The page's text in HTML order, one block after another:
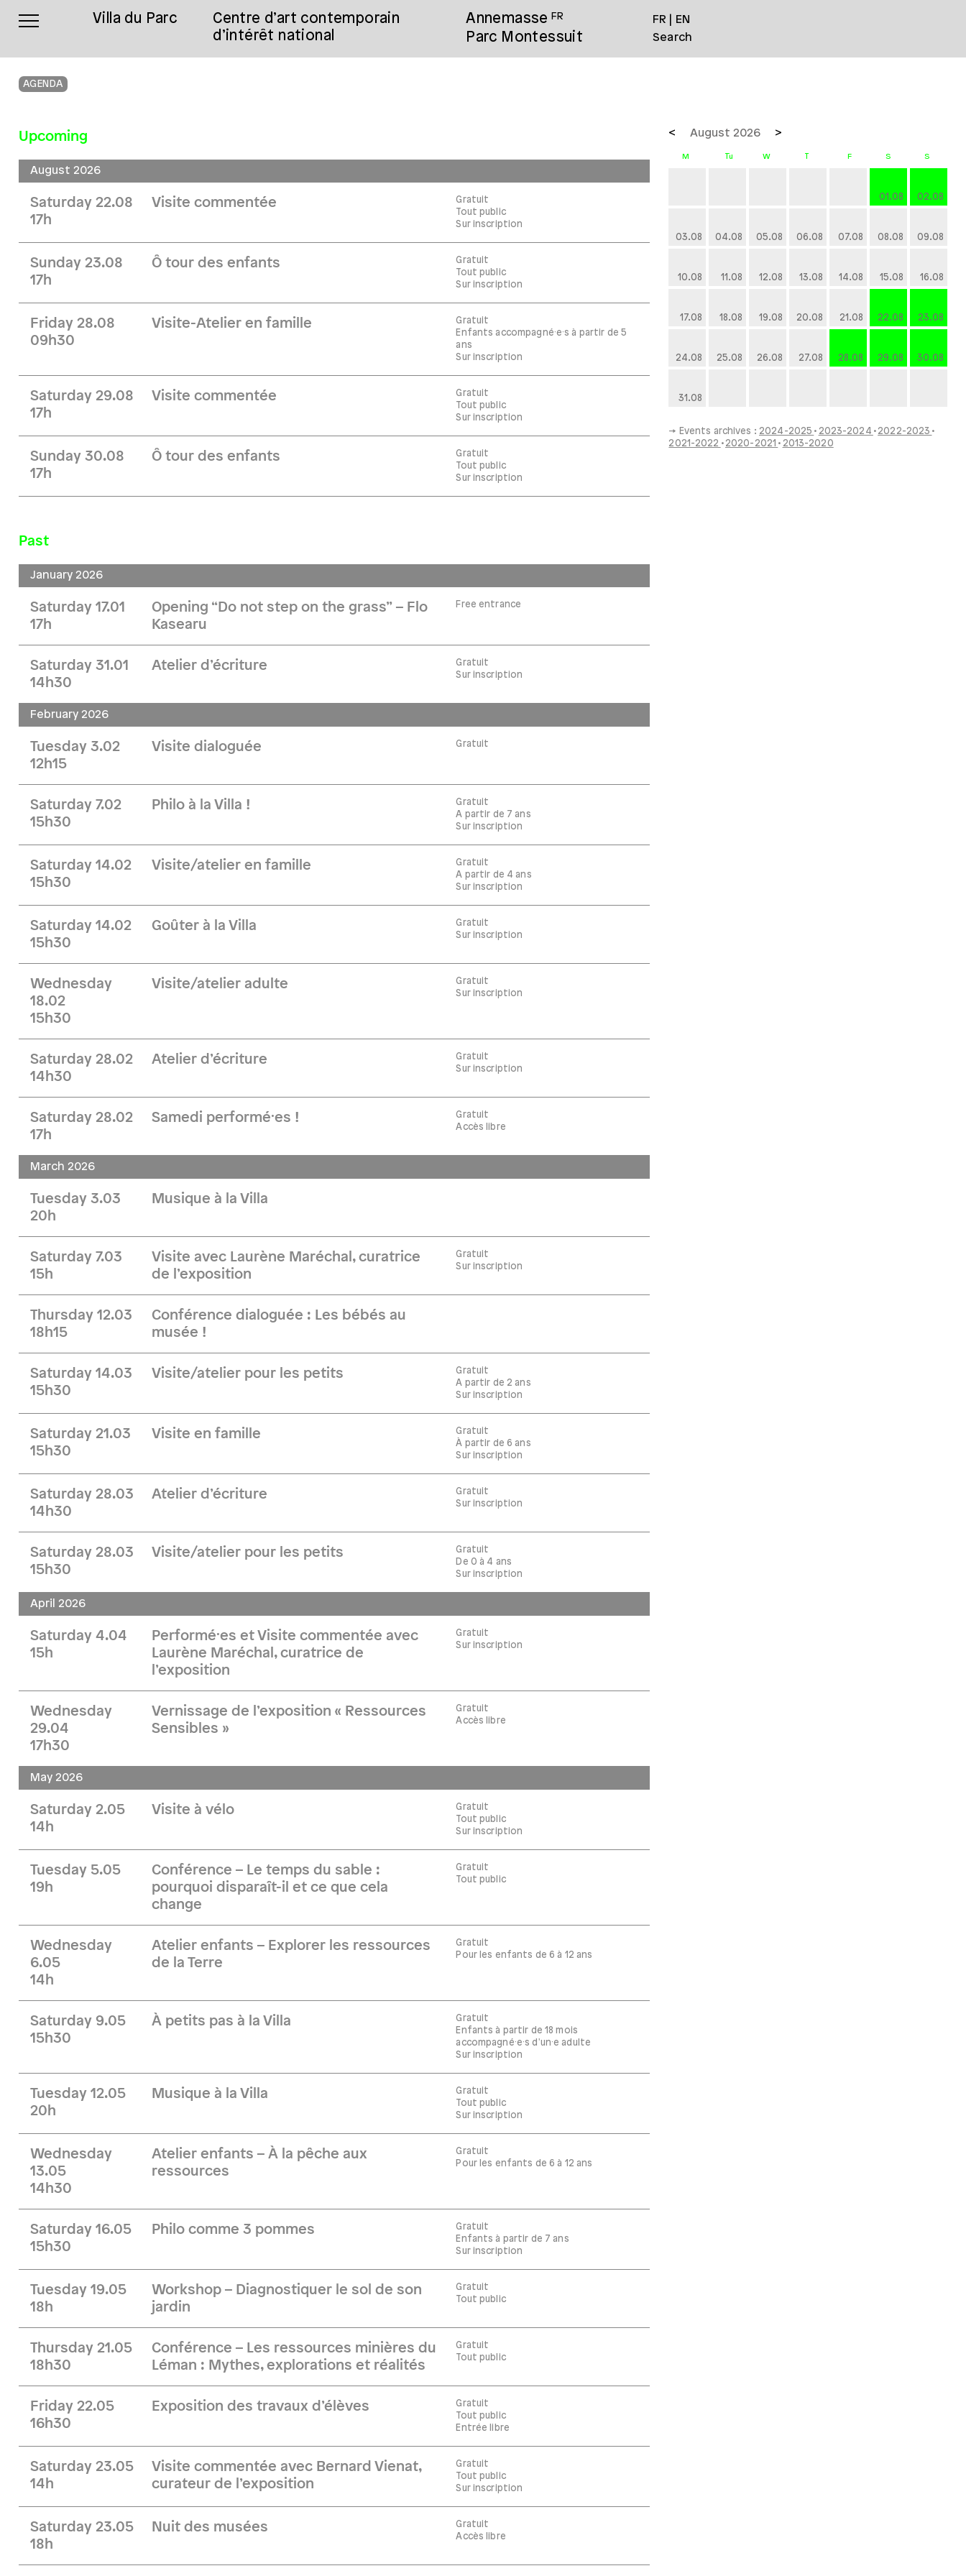
Villa du Parc
Centre d’art contemporain
d’intérêt national
Annemasse FR
Parc Montessuit
FR
EN
Search
AGENDA
Upcoming
August 2026
Saturday 22.08
17h
Visite commentée
Gratuit
Tout public
Sur inscription
Sunday 23.08
17h
Ô tour des enfants
Gratuit
Tout public
Sur inscription
Friday 28.08
09h30
Visite-Atelier en famille
Gratuit
Enfants accompagné·e·s à partir de 5
ans
Sur inscription
Saturday 29.08
17h
Visite commentée
Gratuit
Tout public
Sur inscription
Sunday 30.08
17h
Ô tour des enfants
Gratuit
Tout public
Sur inscription
Past
January 2026
Saturday 17.01
17h
Opening “Do not step on the grass” – Flo
Kasearu
Free entrance
Saturday 31.01
14h30
Atelier d’écriture
Gratuit
Sur inscription
February 2026
Tuesday 3.02
12h15
Visite dialoguée Gratuit
Saturday 7.02
15h30
Philo à la Villa !
Gratuit
A partir de 7 ans
Sur inscription
Saturday 14.02
15h30
Visite/atelier en famille
Gratuit
A partir de 4 ans
Sur inscription
Saturday 14.02
15h30
Goûter à la Villa
Gratuit
Sur inscription
Wednesday
18.02
15h30
Visite/atelier adulte
Gratuit
Sur inscription
Saturday 28.02
14h30
Atelier d’écriture
Gratuit
Sur inscription
Saturday 28.02
17h
Samedi performé·es !
Gratuit
Accès libre
March 2026
Tuesday 3.03
20h
Musique à la Villa
Saturday 7.03
15h
Visite avec Laurène Maréchal, curatrice
de l’exposition
Gratuit
Sur inscription
Thursday 12.03
18h15
Conférence dialoguée : Les bébés au
musée !
Saturday 14.03
15h30
Visite/atelier pour les petits
Gratuit
A partir de 2 ans
Sur inscription
Saturday 21.03
15h30
Visite en famille
Gratuit
À partir de 6 ans
Sur inscription
Saturday 28.03
14h30
Atelier d’écriture
Gratuit
Sur inscription
Saturday 28.03
15h30
Visite/atelier pour les petits
Gratuit
De 0 à 4 ans
Sur inscription
April 2026
Saturday 4.04
15h
Performé·es et Visite commentée avec
Laurène Maréchal, curatrice de
l’exposition
Gratuit
Sur inscription
Wednesday
29.04
17h30
Vernissage de l’exposition « Ressources
Sensibles »
Gratuit
Accès libre
May 2026
Saturday 2.05
14h
Visite à vélo
Gratuit
Tout public
Sur inscription
Tuesday 5.05
19h
Conférence – Le temps du sable :
pourquoi disparaît-il et ce que cela
change
Gratuit
Tout public
Wednesday
6.05
14h
Atelier enfants – Explorer les ressources
de la Terre
Gratuit
Pour les enfants de 6 à 12 ans
Saturday 9.05
15h30
À petits pas à la Villa
Gratuit
Enfants à partir de 18 mois
accompagné·e·s d'un·e adulte
Sur inscription
Tuesday 12.05
20h
Musique à la Villa
Gratuit
Tout public
Sur inscription
Wednesday
13.05
14h30
Atelier enfants – À la pêche aux
ressources
Gratuit
Pour les enfants de 6 à 12 ans
Saturday 16.05
15h30
Philo comme 3 pommes
Gratuit
Enfants à partir de 7 ans
Sur inscription
Tuesday 19.05
18h
Workshop – Diagnostiquer le sol de son
jardin
Gratuit
Tout public
Thursday 21.05
18h30
Conférence – Les ressources minières du
Léman : Mythes, explorations et réalités
Gratuit
Tout public
Friday 22.05
16h30
Exposition des travaux d’élèves
Gratuit
Tout public
Entrée libre
Saturday 23.05
14h
Visite commentée avec Bernard Vienat,
curateur de l’exposition
Gratuit
Tout public
Sur inscription
Saturday 23.05
18h
Nuit des musées
Gratuit
Accès libre
August 2026
01.08 02.08
03.08 04.08 05.08 06.08 07.08 08.08 09.08
10.08 11.08 12.08 13.08 14.08 15.08 16.08
17.08 18.08 19.08 20.08 21.08 22.08 23.08
24.08 25.08 26.08 27.08 28.08 29.08 30.08
31.08
→ Events archives : 2024-2025 2023-2024
2022-2023
2021-2022
2020-2021 2013-2020